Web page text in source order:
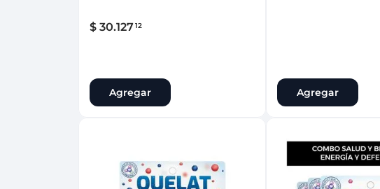
$ 30.12712
Agregar Agregar